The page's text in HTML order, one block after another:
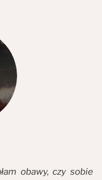
obawy, czy sobie